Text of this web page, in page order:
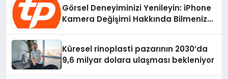
Görsel Deneyiminizi Yenileyin: iPhone
Kamera Değişimi Hakkında Bilmeniz
Küresel rinoplasti pazarının 2030’da
9,6 milyar dolara ulaşması bekleniyor